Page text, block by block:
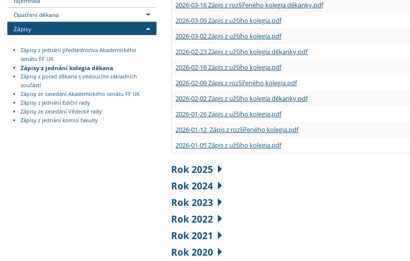
Opatření děkana
Zápisy
Zápisy z jednání předsednictva Akademického
senátu FF UK
Zápisy z jednání kolegia děkana
Zápisy z porad děkana s vedoucími základních
součástí
Zápisy ze zasedání Akademického senátu FF UK
Zápisy z jednání Ediční rady
Zápisy ze zasedání Vědecké rady
Zápisy z jednání komisí fakulty
2026-03-16 Zápis z rozšířeného kolegia děkanky.pdf
2026-03-09 Zápis z užšího kolegia.pdf
2026-03-02 Zápis z užšího kolegia.pdf
2026-02-23 Zápis z užšího kolegia děkanky.pdf
2026-02-16 Zápis z užšího kolegia.pdf
2026-02-09 Zápis z rozšířeného kolegia.pdf
2026-02-02 Zápis z užšího kolegia děkanky.pdf
2026-01-26 Zápis z užšího kolegia.pdf
2026-01-12 Zápis z rozšířeného kolegia.pdf
2026-01-05 Zápis z užšího kolegia.pdf
Rok 2025
Rok 2024
Rok 2023
Rok 2022
Rok 2021
Rok 2020